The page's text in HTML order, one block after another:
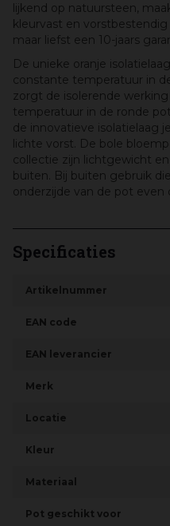
lijkend op natuursteen,
kleurvast en
maar liefst een 10-jaars
De unieke oranje
constante temperatuur in
zorgt de isolerende
temperatuur in de ronde
de innovatieve isolatielaag
lichte vorst. De bole
collectie zijn lichtgewicht
buiten. Bij buiten gebruik
onderzijde van de pot even
Specificaties
Artikelnummer
EAN code
EAN leverancier
Merk
Locatie
Kleur
Materiaal
Pot geschikt voor